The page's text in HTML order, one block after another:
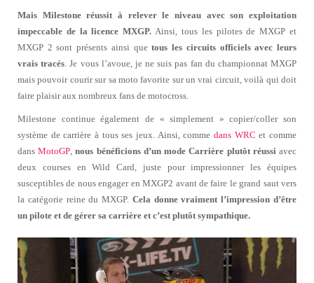
Mais Milestone réussit à relever le niveau avec son exploitation
impeccable de la licence MXGP. Ainsi, tous les pilotes de MXGP et
MXGP 2 sont présents ainsi quetous les circuits officiels avec leurs
vrais tracés. Je vous l’avoue, je ne suis pas fan du championnat MXGP
mais pouvoir courir sur sa moto favorite sur un vrai circuit, voilà qui doit
faire plaisir aux nombreux fans de motocross.
Milestone continue également de « simplement » copier/coller son
système de carrière à tous ses jeux. Ainsi, comme dans WRC et comme
dansMotoGP,nous bénéficions d’un mode Carrière plutôt réussiavec
deux courses en Wild Card, juste pour impressionner les équipes
susceptibles de nous engager en MXGP2 avant de faire le grand saut vers
la catégorie reine du MXGP. Cela donne vraiment l’impression d’être
un pilote et de gérer sa carrière et c’est plutôt sympathique.